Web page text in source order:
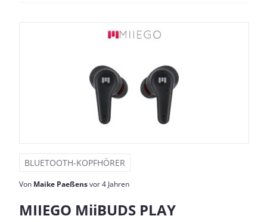
BLUETOOTH-KOPFHÖRER
Von Maike Paeßensvor 4 Jahren
MIIEGO MiiBUDS PLAY